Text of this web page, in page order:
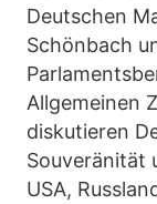
Deutschen
Schönbach
Allgemeinen
diskutieren
Souveränität
USA,